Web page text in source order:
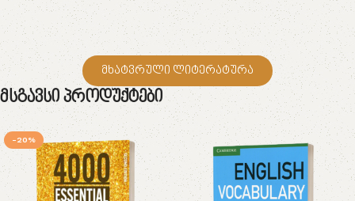
მხატვრული ლიტერატურა
Მსგავსი Პროდუქტები
-20%